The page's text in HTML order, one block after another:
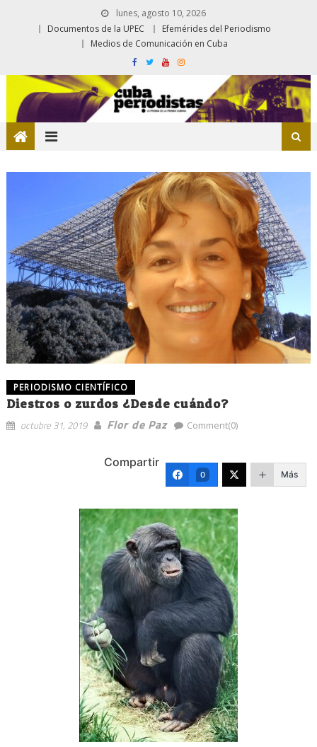
lunes, agosto 10, 2026
Documentos de la UPEC
Efemérides del Periodismo
Medios de Comunicación en Cuba
PERIODISMO CIENTÍFICO
Diestros o zurdos ¿Desde cuándo?
octubre 31, 2019 Flor de Paz Comment(0)
Compartir
0 Más